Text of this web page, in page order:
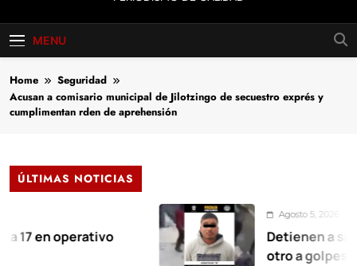
XXI
MENU
Home
Seguridad
Acusan a comisario municipal de Jilotzingo de secuestro exprés y
cumplimentan rden de aprehensión
ÚLTIMAS NOTICIAS
operativo
Agosto 5, 2026
Detienen a salvaje
otro a golpes, junto